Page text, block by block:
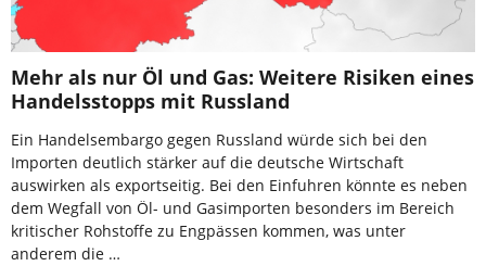
Mehr als nur Öl und Gas: Weitere Risiken eines
Handelsstopps mit Russland
Ein Handelsembargo gegen Russland würde sich bei den
Importen deutlich stärker auf die deutsche Wirtschaft
auswirken als exportseitig. Bei den Einfuhren könnte es neben
dem Wegfall von Öl- und Gasimporten besonders im Bereich
kritischer Rohstoffe zu Engpässen kommen, was unter
anderem die …